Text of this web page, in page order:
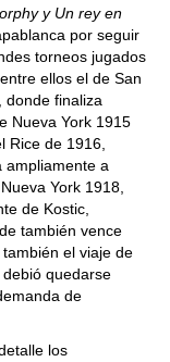
y Un rey en
por seguir
torneos jugados
ellos el de San
donde finaliza
Nueva York 1915
Rice de 1916,
ampliamente a
York 1918,
de Kostic,
también vence
el viaje de
quedarse
de
los